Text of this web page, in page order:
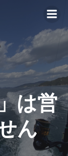
は営
ん